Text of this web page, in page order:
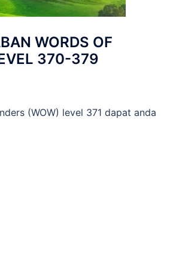
WORDS OF
370-379
(WOW) level 371 dapat anda